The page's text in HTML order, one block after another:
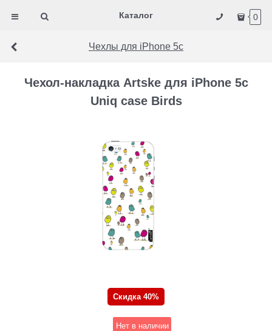
Каталог 0
Чехлы для iPhone 5c
Чехол-накладка Artske для iPhone 5с
Uniq case Birds
Скидка 40%
Нет в наличии